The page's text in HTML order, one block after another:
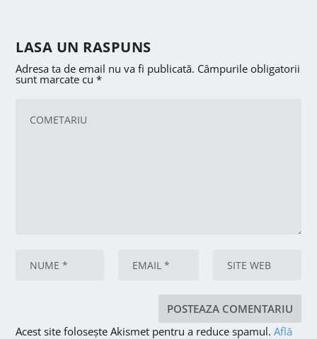
LASA UN RASPUNS
Adresa ta de email nu va fi publicată. Câmpurile obligatorii
sunt marcate cu*
Acest site folosește Akismet pentru a reduce spamul.Află